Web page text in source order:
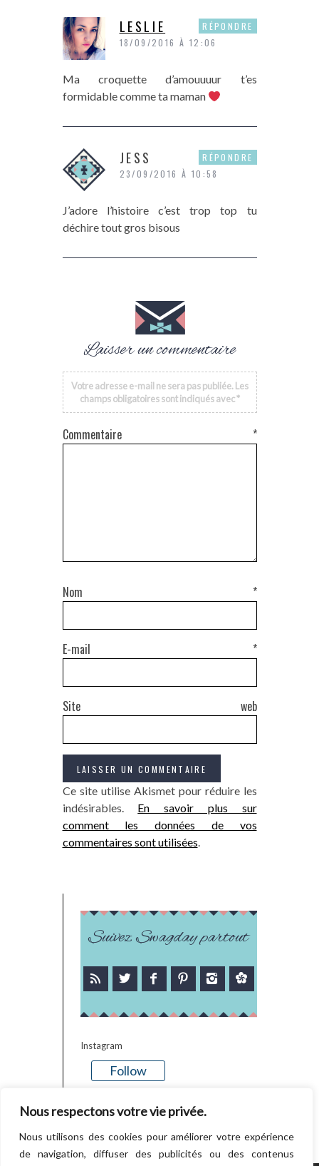
Nous respectons votre vie privée.
Nous utilisons des cookies pour améliorer votre expérience
de navigation, diffuser des publicités ou des contenus
LESLIE
18/09/2016 À 12:06
Ma croquette d’amouuuur t’es
formidable comme ta maman
RÉPONDRE
JESS
23/09/2016 À 10:58
J’adore l’histoire c’est trop top tu
déchire tout gros bisous
RÉPONDRE
Laisser un commentaire
Votre adresse e-mail ne sera pas publiée. Les
champs obligatoires sont indiqués avec*
Commentaire *
Nom *
E-mail *
Site web
Ce site utilise Akismet pour réduire les
indésirables. En savoir plus sur
comment les données de vos
commentaires sont utilisées.
Suivez Swagday partout
Instagram
Follow